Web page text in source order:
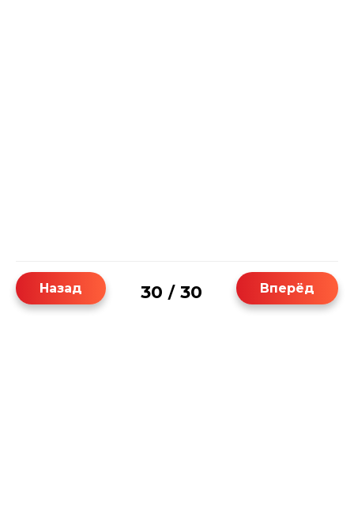
Назад Вперёд
30 / 30